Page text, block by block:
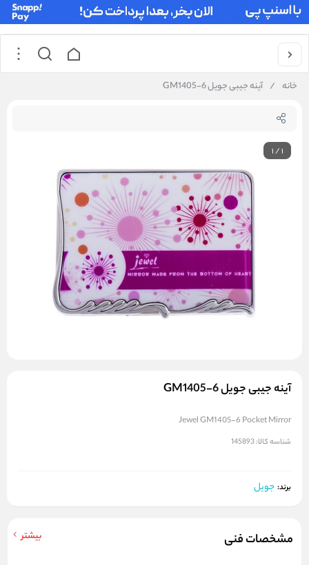
خانه / آینه جیبی جویل GM1405-6
1/1
آینه جیبی جویل GM1405-6
Jewel GM1405-6 Pocket Mirror
شناسه کالا:145893
برند: جویل
مشخصات فنی بیشتر